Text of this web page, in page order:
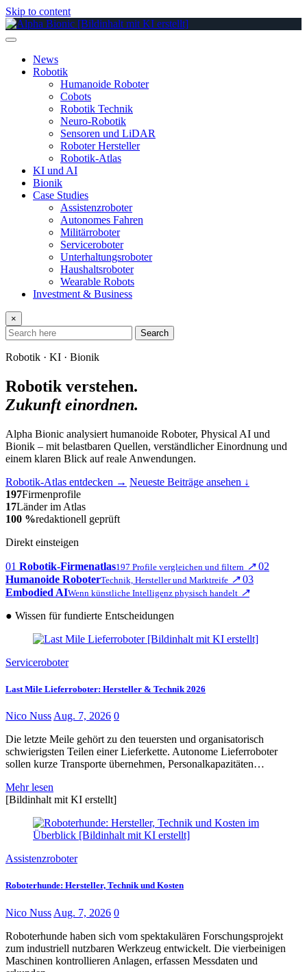
Skip to content
News
Robotik
Humanoide Roboter
Cobots
Robotik Technik
Neuro-Robotik
Sensoren und LiDAR
Roboter Hersteller
Robotik-Atlas
KI und AI
Bionik
Case Studies
Assistenzroboter
Autonomes Fahren
Militärroboter
Serviceroboter
Unterhaltungsroboter
Haushaltsroboter
Wearable Robots
Investment & Business
×
Search
Robotik · KI · Bionik
Robotik verstehen.
Zukunft einordnen.
Alpha Bionic analysiert humanoide Roboter, Physical AI und
Bionik – mit belastbaren Quellen, verständlicher Einordnung und
einem klaren Blick auf reale Anwendungen.
Robotik-Atlas entdecken → Neueste Beiträge ansehen ↓
197Firmenprofile
17Länder im Atlas
100 %redaktionell geprüft
Direkt einsteigen
01 Robotik-Firmenatlas197 Profile vergleichen und filtern ↗ 02
Humanoide RoboterTechnik, Hersteller und Marktreife ↗ 03
Embodied AIWenn künstliche Intelligenz physisch handelt ↗
● Wissen für fundierte Entscheidungen
Serviceroboter
Last Mile Lieferroboter: Hersteller & Technik 2026
Nico Nuss Aug. 7, 2026 0
Die letzte Meile gehört zu den teuersten und organisatorisch
schwierigsten Teilen einer Lieferkette. Autonome Lieferroboter
sollen kurze Transporte übernehmen, Personalkapazitäten…
Mehr lesen
[Bildinhalt mit KI erstellt]
Assistenzroboter
Roboterhunde: Hersteller, Technik und Kosten
Nico Nuss Aug. 7, 2026 0
Roboterhunde haben sich vom spektakulären Forschungsprojekt
zum industriell nutzbaren Werkzeug entwickelt. Die vierbeinigen
Maschinen kontrollieren Anlagen, erfassen Messdaten und